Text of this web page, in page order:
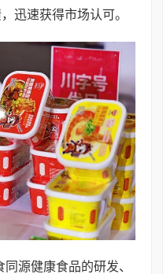
迅速获得市场认可。
源健康食品的研发、